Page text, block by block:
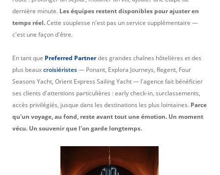
dernière minute. Les équipes restent disponibles pour ajuster en
temps réel.Cette souplesse n'est pas un service supplémentaire —
c'est une façon d'être.
En tant que Preferred Partnerdes grandes chaînes hôtelières et des
plus beauxcroisiéristes— Ponant, Explora Journeys, Regent, Four
Seasons Yacht, Orient Express Sailing Yacht — l'agence fait bénéficier
ses clients d'attentions particulières : early check-in, surclassements,
accès privilégiés, jusque dans les destinations les plus lointaines. Parce
qu'un voyage, au fond, reste avant tout une émotion. Un moment
vécu. Un souvenir que l'on garde longtemps.